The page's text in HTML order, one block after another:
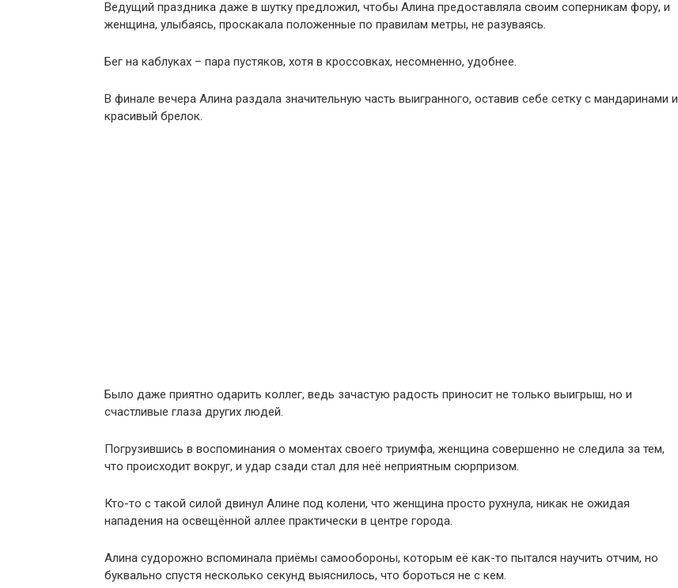
Ведущий праздника даже в шутку предложил, чтобы Алина предоставляла своим соперникам фору, и
женщина, улыбаясь, проскакала положенные по правилам метры, не разуваясь.
Бег на каблуках – пара пустяков, хотя в кроссовках, несомненно, удобнее.
В финале вечера Алина раздала значительную часть выигранного, оставив себе сетку с мандаринами и
красивый брелок.
Было даже приятно одарить коллег, ведь зачастую радость приносит не только выигрыш, но и
счастливые глаза других людей.
Погрузившись в воспоминания о моментах своего триумфа, женщина совершенно не следила за тем,
что происходит вокруг, и удар сзади стал для неё неприятным сюрпризом.
Кто-то с такой силой двинул Алине под колени, что женщина просто рухнула, никак не ожидая
нападения на освещённой аллее практически в центре города.
Алина судорожно вспоминала приёмы самообороны, которым её как-то пытался научить отчим, но
буквально спустя несколько секунд выяснилось, что бороться не с кем.